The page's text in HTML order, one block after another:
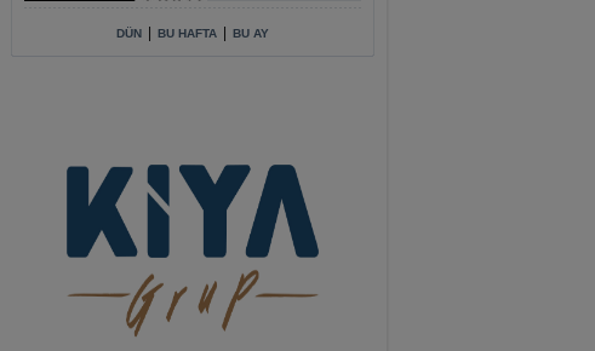
DÜN BU HAFTA BU AY